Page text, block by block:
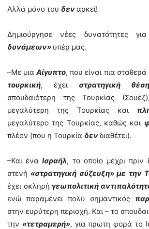
Αλλά μόνο του δεναρκεί!
Δημιούργησε νέες δυνατότητες
δυνάμεων» υπέρ μας.
–Με μιαΑίγυπτο, που είναι πια
τουρκική, έχει στρατηγική θέση
σπουδαιότερη της Τουρκίας
μεγαλύτερη της Τουρκίας και
μεγαλύτερο της Τουρκίας, καθώς και
πλέον (που η Τουρκία δενδιαθέτει).
–Και έναΙσραήλ, το οποίο μέχρι πριν
στενή «στρατηγική σύζευξη» με την
έχει σκληρή γεωπολιτική
ενώ παραμένει πολύ σημαντικός
στην ευρύτερη περιοχή. Και – το
την «τετραμερή», για πρώτη φορά το